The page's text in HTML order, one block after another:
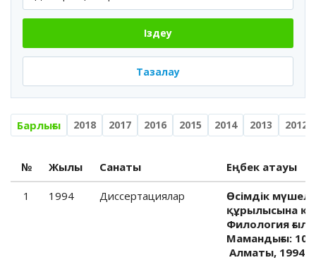
Іздеу
Тазалау
Барлығы 2018 2017 2016 2015 2014 2013 2012
№ Жылы Санаты Еңбек атауы
1 1994 Диссертациялар
Өсімдік
құрылысына
Филология
Мамандығы:
Алматы, 1994.-